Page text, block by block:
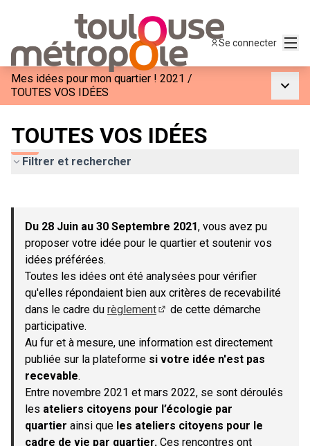
Se connecter
Mes idées pour mon quartier ! 2021 /
TOUTES VOS IDÉES
TOUTES VOS IDÉES
Filtrer et rechercher
−
Du 28 Juin au 30 Septembre 2021, vous avez pu
proposer votre idée pour le quartier et soutenir vos
idées préférées.
Toutes les idées ont été analysées pour vérifier
qu'elles répondaient bien aux critères de recevabilité
dans le cadre du règlement
de cette démarche
participative.
Au fur et à mesure, une information est directement
publiée sur la plateforme si votre idée n'est pas
recevable.
Entre novembre 2021 et mars 2022, se sont déroulés
les ateliers citoyens pour l’écologie par
quartier ainsi que les ateliers citoyens pour le
cadre de vie par quartier. Ces rencontres ont